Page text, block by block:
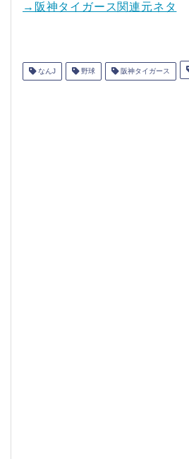
→阪神タイガース関連元ネタ
なんJ 野球 阪神タイガース